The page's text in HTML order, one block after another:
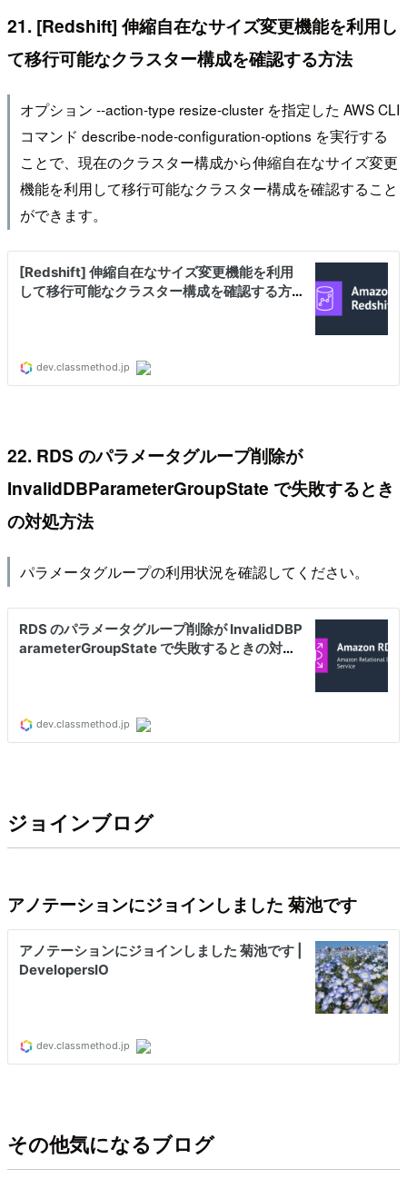
21. [Redshift] 伸縮自在なサイズ変更機能を利用し
て移行可能なクラスター構成を確認する方法
オプション --action-type resize-cluster を指定した AWS CLI
コマンド describe-node-configuration-options を実行する
ことで、現在のクラスター構成から伸縮自在なサイズ変更
機能を利用して移行可能なクラスター構成を確認すること
ができます。
22. RDS のパラメータグループ削除が
InvalidDBParameterGroupState で失敗するとき
の対処方法
パラメータグループの利用状況を確認してください。
ジョインブログ
アノテーションにジョインしました 菊池です
その他気になるブログ